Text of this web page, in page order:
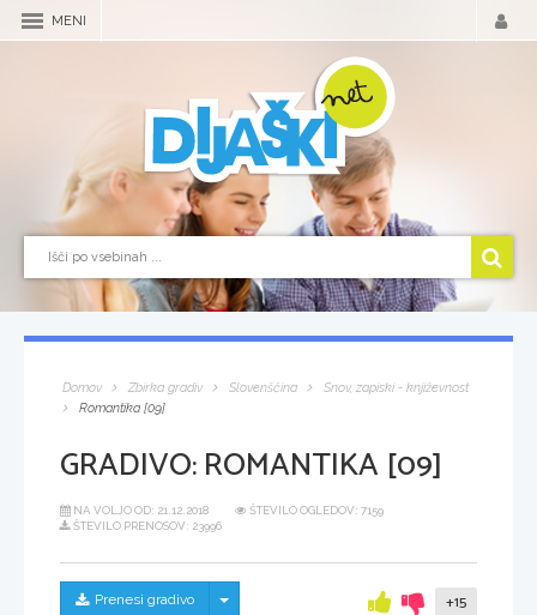
MENI
Domov Zbirka gradiv Slovenščina
Snov, zapiski - književnost
Romantika [09]
GRADIVO:ROMANTIKA [09]
NA VOLJO OD: 21.12.2018
ŠTEVILO OGLEDOV: 7159
ŠTEVILO PRENOSOV: 23996
Prenesi gradivo Skrij/prikaži meni +15